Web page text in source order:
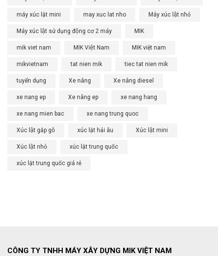
máy xúc lật mini may xuc lat nho Máy xúc lật nhỏ
Máy xúc lật sử dụng động cơ 2 máy MIK
mik viet nam MIK Việt Nam MIK việt nam
mikvietnam tat nien mik tiec tat nien mik
tuyển dụng Xe nâng Xe nâng diesel
xe nang ep Xe nâng ep xe nang hang
xe nang mien bac xe nang trung quoc
Xúc lật gắp gỗ xúc lật hải âu Xúc lật mini
Xúc lật nhỏ xúc lật trung quốc
xúc lật trung quốc giá rẻ
CÔNG TY TNHH MÁY XÂY DỰNG MIK VIỆT NAM